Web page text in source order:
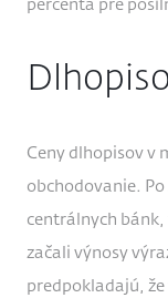
percenta pre
Ceny dlhopisov v
obchodovanie.
centrálnych bánk,
začali výnosy
predpokladajú,